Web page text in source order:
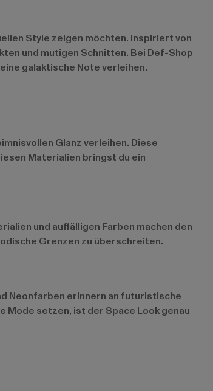
Style zeigen möchten. Inspiriert von
und mutigen Schnitten. Bei Def-Shop
galaktische Note verleihen.
Glanz verleihen. Diese
Materialien bringst du ein
und auffälligen Farben machen den
Grenzen zu überschreiten.
Neonfarben erinnern an futuristische
Mode setzen, ist der Space Look genau